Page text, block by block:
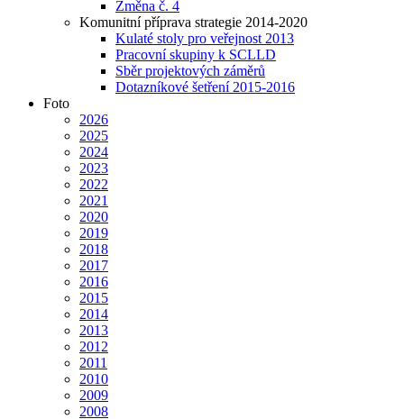
Změna č. 4
Komunitní příprava strategie 2014-2020
Kulaté stoly pro veřejnost 2013
Pracovní skupiny k SCLLD
Sběr projektových záměrů
Dotazníkové šetření 2015-2016
Foto
2026
2025
2024
2023
2022
2021
2020
2019
2018
2017
2016
2015
2014
2013
2012
2011
2010
2009
2008